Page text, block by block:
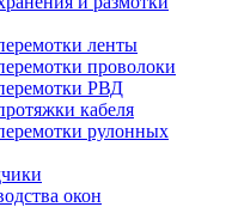
ленты
проволоки
РВД
кабеля
рулонных
окон